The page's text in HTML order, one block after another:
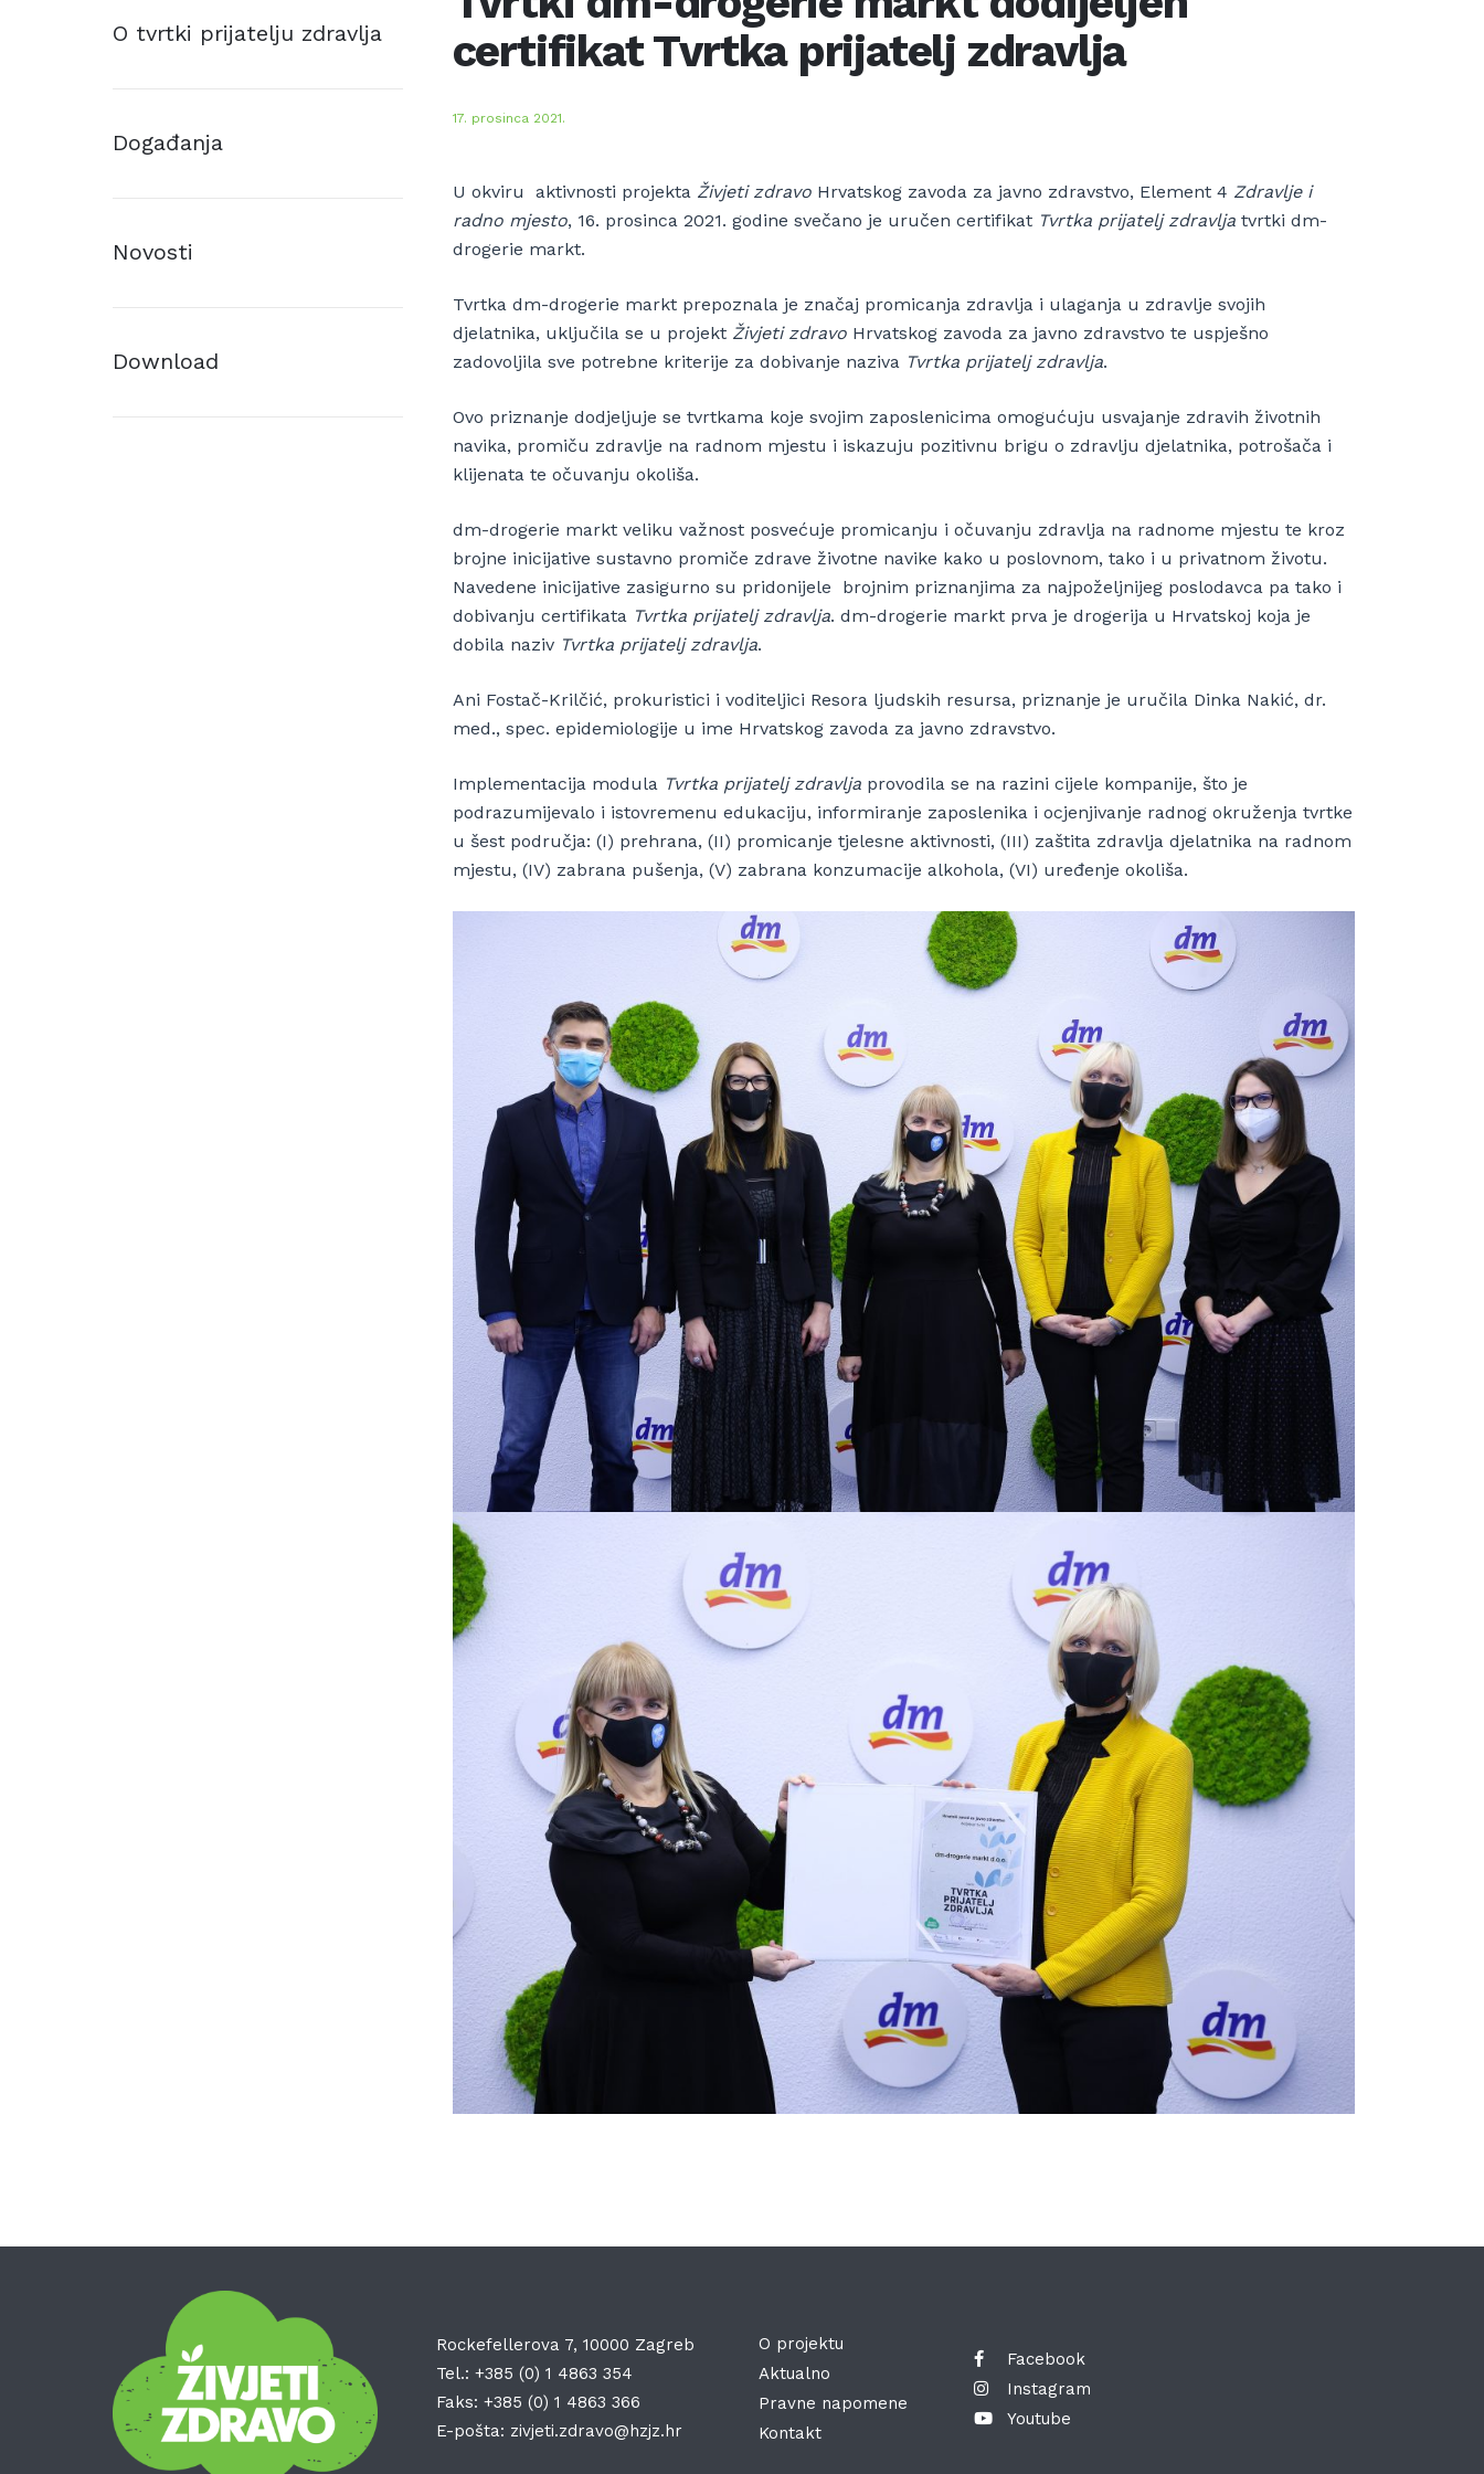
O tvrtki prijatelju zdravlja
Događanja
Novosti
Download
certifikat Tvrtka prijatelj zdravlja
17. prosinca 2021.
U okviru aktivnosti projekta Živjeti zdravoHrvatskog zavoda za javno zdravstvo, Element 4 Zdravlje i
radno mjesto, 16. prosinca 2021. godine svečano je uručen certifikat Tvrtka prijatelj zdravljatvrtki dm-
drogerie markt.
Tvrtka dm-drogerie markt prepoznala je značaj promicanja zdravlja i ulaganja u zdravlje svojih
djelatnika, uključila se u projekt Živjeti zdravoHrvatskog zavoda za javno zdravstvo te uspješno
zadovoljila sve potrebne kriterije za dobivanje naziva Tvrtka prijatelj zdravlja.
Ovo priznanje dodjeljuje se tvrtkama koje svojim zaposlenicima omogućuju usvajanje zdravih životnih
navika, promiču zdravlje na radnom mjestu i iskazuju pozitivnu brigu o zdravlju djelatnika, potrošača i
klijenata te očuvanju okoliša.
dm-drogerie markt veliku važnost posvećuje promicanju i očuvanju zdravlja na radnome mjestu te kroz
brojne inicijative sustavno promiče zdrave životne navike kako u poslovnom, tako i u privatnom životu.
Navedene inicijative zasigurno su pridonijele brojnim priznanjima za najpoželjnijeg poslodavca pa tako i
dobivanju certifikata Tvrtka prijatelj zdravlja. dm-drogerie markt prva je drogerija u Hrvatskoj koja je
dobila naziv Tvrtka prijatelj zdravlja.
Ani Fostač-Krilčić, prokuristici i voditeljici Resora ljudskih resursa, priznanje je uručila Dinka Nakić, dr.
med., spec. epidemiologije u ime Hrvatskog zavoda za javno zdravstvo.
Implementacija modula Tvrtka prijatelj zdravljaprovodila se na razini cijele kompanije, što je
podrazumijevalo i istovremenu edukaciju, informiranje zaposlenika i ocjenjivanje radnog okruženja tvrtke
u šest područja: (I) prehrana, (II) promicanje tjelesne aktivnosti, (III) zaštita zdravlja djelatnika na radnom
mjestu, (IV) zabrana pušenja, (V) zabrana konzumacije alkohola, (VI) uređenje okoliša.
Rockefellerova 7, 10000 Zagreb
Tel.: +385 (0) 1 4863 354
Faks: +385 (0) 1 4863 366
E-pošta: zivjeti.zdravo@hzjz.hr
O projektu
Aktualno
Pravne napomene
Kontakt
Facebook
Instagram
Youtube